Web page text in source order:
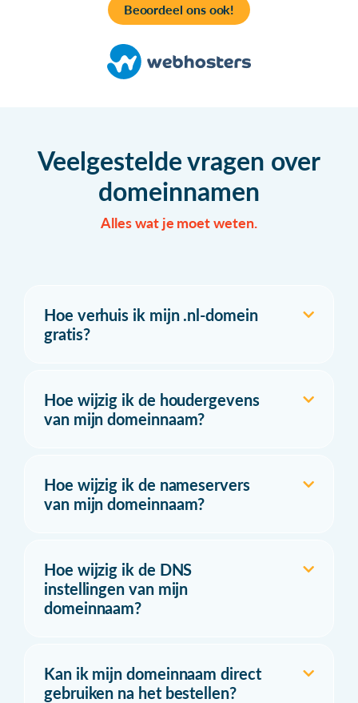
Beoordeel ons ook!
Veelgestelde vragen over
domeinnamen
Alles wat je moet weten.
Hoe verhuis ik mijn .nl-domein
gratis?
Hoe wijzig ik de houdergevens
van mijn domeinnaam?
Hoe wijzig ik de nameservers
van mijn domeinnaam?
Hoe wijzig ik de DNS
instellingen van mijn
domeinnaam?
Kan ik mijn domeinnaam direct
gebruiken na het bestellen?